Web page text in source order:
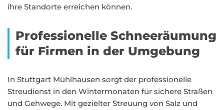
ihre Standorte erreichen können.
Professionelle Schneeräumung
für Firmen in der Umgebung
In Stuttgart Mühlhausen sorgt der professionelle
Streudienst in den Wintermonaten für sichere Straßen
und Gehwege. Mit gezielter Streuung von Salz und